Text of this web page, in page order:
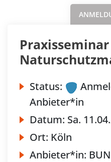
Praxisseminar
Status:
Anbieter*in
Datum: Sa.
Ort: Köln
Anbieter*in: